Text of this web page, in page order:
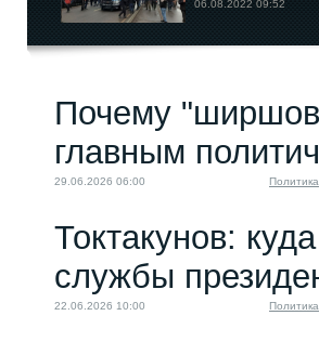
06.08.2022 09:52
Почему
главным
29.06.2026 06:00 Политика
Токтакунов:
службы
22.06.2026 10:00 Политика